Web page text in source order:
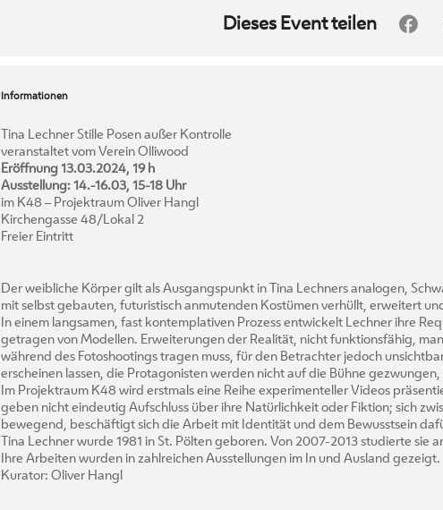
Dieses Event teilen
Informationen
Tina Lechner Stille Posen außer Kontrolle
veranstaltet vom Verein Olliwood
Eröffnung 13.03.2024, 19 h
Ausstellung: 14.-16.03, 15-18 Uhr
im K48 – Projektraum Oliver Hangl
Kirchengasse 48/Lokal 2
Freier Eintritt
Der weibliche Körper gilt als Ausgangspunkt in Tina Lechners analogen,
mit selbst gebauten, futuristisch anmutenden Kostümen verhüllt, erweitert
In einem langsamen, fast kontemplativen Prozess entwickelt Lechner ihre
getragen von Modellen. Erweiterungen der Realität, nicht funktionsfähig,
während des Fotoshootings tragen muss, für den Betrachter jedoch
erscheinen lassen, die Protagonisten werden nicht auf die Bühne
Im Projektraum K48 wird erstmals eine Reihe experimenteller Videos
geben nicht eindeutig Aufschluss über ihre Natürlichkeit oder Fiktion; sich
bewegend, beschäftigt sich die Arbeit mit Identität und dem Bewusstsein
Tina Lechner wurde 1981 in St. Pölten geboren. Von 2007-2013 studierte
Ihre Arbeiten wurden in zahlreichen Ausstellungen im In und Ausland gezeigt.
Kurator: Oliver Hangl